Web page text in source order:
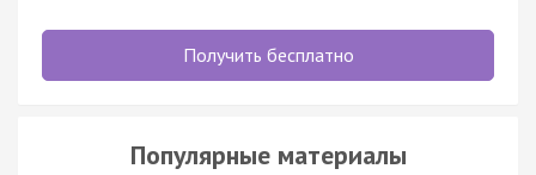
Получить бесплатно
Популярные материалы